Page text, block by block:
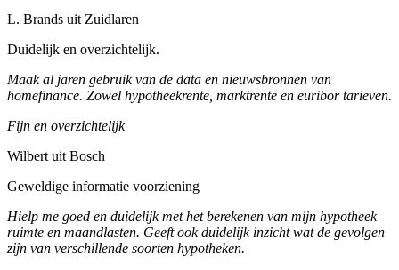
L. Brands uit Zuidlaren
Duidelijk en overzichtelijk.
Maak al jaren gebruik van de data en nieuwsbronnen van
homefinance. Zowel hypotheekrente, marktrente en euribor tarieven.
Fijn en overzichtelijk
Wilbert uit Bosch
Geweldige informatie voorziening
Hielp me goed en duidelijk met het berekenen van mijn hypotheek
ruimte en maandlasten. Geeft ook duidelijk inzicht wat de gevolgen
zijn van verschillende soorten hypotheken.